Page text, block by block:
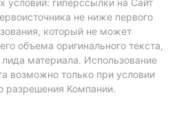
гиперссылки на Сайт
не ниже первого
который не может
объема оригинального текста,
материала. Использование
возможно только при условии
разрешения Компании.